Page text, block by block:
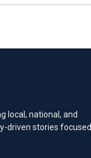
local, national, and
driven stories focused